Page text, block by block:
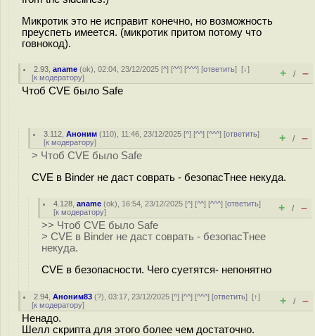
Микротик это не исправит конечно, но возможность
преуспеть имеется. (микротик притом потому что
говнокод).
2.93 ,aname (ok), 02:04, 23/12/2025 [^] [^^] [^^^] [ответить][↓]
[к модератору] + / –
Чтоб CVE было Safe
3.112 ,Аноним (110), 11:46, 23/12/2025 [^] [^^] [^^^] [ответить]
[к модератору] + / –
> Чтоб CVE было Safe
CVE в Binder не даст соврать - безопасТнее некуда.
4.128 ,aname (ok), 16:54, 23/12/2025 [^] [^^] [^^^] [ответить]
[к модератору] + / –
>> Чтоб CVE было Safe
> CVE в Binder не даст соврать - безопасТнее
некуда.
CVE в безопасности. Чего суетятся- непонятно
2.94 ,Аноним83 (?), 03:17, 23/12/2025 [^] [^^] [^^^] [ответить][↑]
[к модератору] + / –
Ненадо.
Шелл скрипта для этого более чем достаточно.